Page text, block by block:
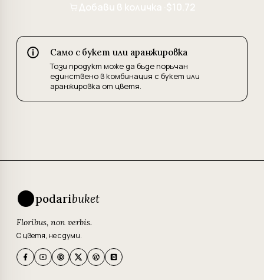
Добави в количка · $10.72
Само с букет или аранжировка
Този продукт може да бъде поръчан
единствено в комбинация с букет или
аранжировка от цветя.
podaribuket
Floribus, non verbis.
С цветя, не с думи.